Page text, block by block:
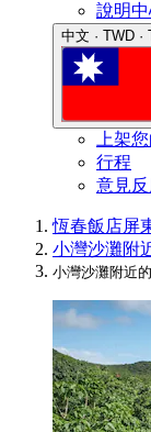
說明
中文 · TWD ·
上架
行程
意見
恆春飯店屏
小灣沙灘附
小灣沙灘附近